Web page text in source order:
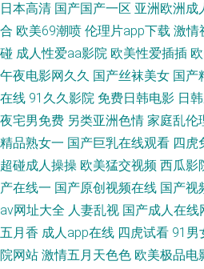
亚洲人一级 91免费观看破处 A级岛国大片
韩无毛 亚洲色鬼 91性爱 超碰97人 国产
精品 亚洲AV操逼 91传媒在线观看 东方av
类春色 日韩无码图片网站 在线91 AV三级
媒 蜜臀gv蜜芽 三级经典高清在线 影音AV
草草91 色宅男宅女91 亚洲色图偷拍网 豆
日韩免费一级 伊人影视久久 AV福利网 大
日本高清 国产国产一区 亚洲欧洲成
合 欧美69潮喷 伦理片app下载 激情
碰 成人性爱aa影院 欧美性爱插插
午夜电影网久久 国产丝袜美女 国产
在线 91久久影院 免费日韩电影 日
夜宅男免费 另类亚洲色情 家庭乱伦
精品熟女一 国产巨乳在线观看 四虎
超碰成人操操 欧美猛交视频 西瓜影
产在线一 国产原创视频在线 国产视
av网址大全 人妻乱视 国产成人在线
五月香 成人app在线 四虎试看 91男
院网站 激情五月天色色 欧美极品电